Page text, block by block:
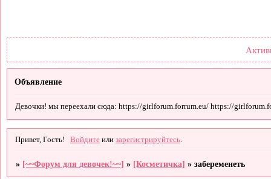
Объявление
Девочки! мы переехали сюда: https://girlforum.forrum.eu/ https://
Привет, Гость! Войдите илизарегистрируйтесь
» [~~Форум для девочек!~~] » [Косметичка] »забеременеть